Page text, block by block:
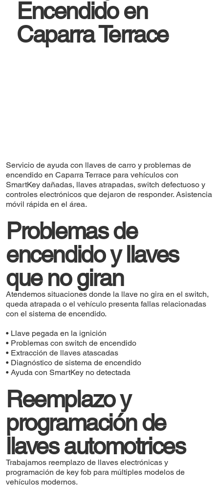
Encendido en
Caparra Terrace
Servicio de ayuda con llaves de carro y problemas de
encendido en Caparra Terrace para vehículos con
SmartKey dañadas, llaves atrapadas, switch defectuoso y
controles electrónicos que dejaron de responder. Asistencia
móvil rápida en el área.
Problemas de
encendido y llaves
que no giran
Atendemos situaciones donde la llave no gira en el switch,
queda atrapada o el vehículo presenta fallas relacionadas
con el sistema de encendido.
• Llave pegada en la ignición
• Problemas con switch de encendido
• Extracción de llaves atascadas
• Diagnóstico de sistema de encendido
• Ayuda con SmartKey no detectada
Reemplazo y
programación de
llaves automotrices
Trabajamos reemplazo de llaves electrónicas y
programación de key fob para múltiples modelos de
vehículos modernos.